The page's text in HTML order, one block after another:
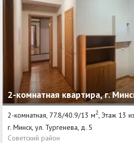
2-комнатная квартира, г.
2-комнатная, 77.8/40.9/13 м2 , Этаж 13
г. Минск, ул. Тургенева, д. 5
Советский район